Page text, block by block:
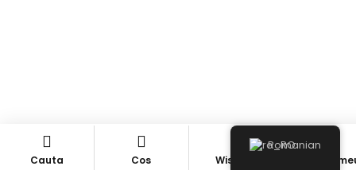
Cauta Cos Wishlist Contul
Romanian